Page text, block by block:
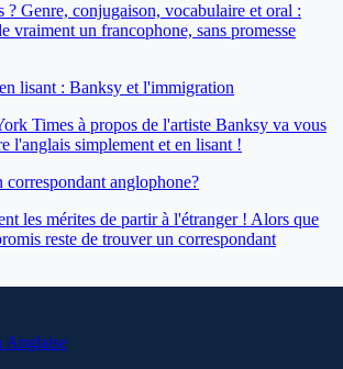
? Genre, conjugaison, vocabulaire et oral :
vraiment un francophone, sans promesse
lisant : Banksy et l'immigration
Times à propos de l'artiste Banksy va vous
l'anglais simplement et en lisant !
anglophone?
les mérites de partir à l'étranger ! Alors que
reste de trouver un correspondant
Anglaise